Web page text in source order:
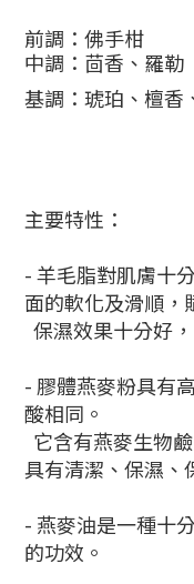
前調 ：佛手柑
中調： 茴香、羅勒
基調：琥珀、檀香
主要特性：
- 羊毛脂對肌膚十
面的軟化及滑順，
保濕效果十分好
- 膠體燕麥粉具有
酸相同。
它含有燕麥生物
具有清潔、保濕、
- 燕麥油是一種十
的功效。